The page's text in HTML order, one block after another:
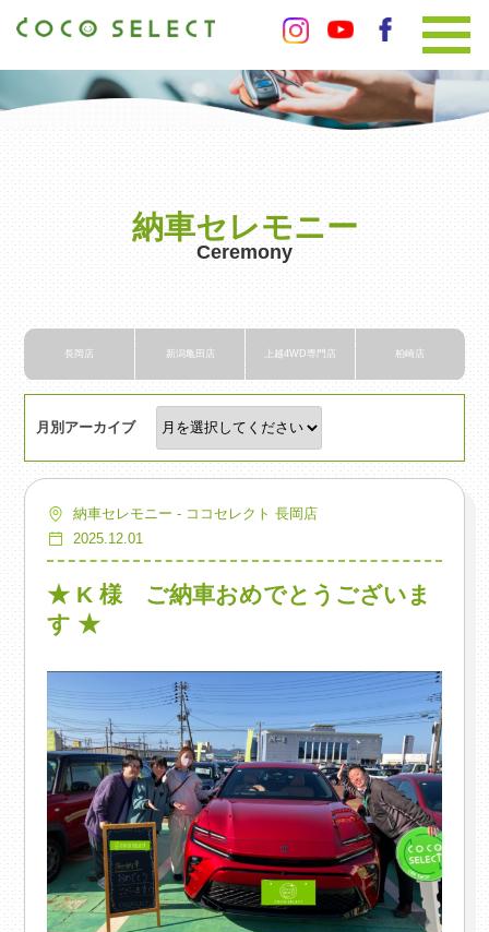
納車セレモニー
Ceremony
長岡店 新潟亀田店 上越4WD専門店 柏崎店
月別アーカイブ
納車セレモニー - ココセレクト 長岡店
2025.12.01
★ K 様 ご納車おめでとうございま
す ★